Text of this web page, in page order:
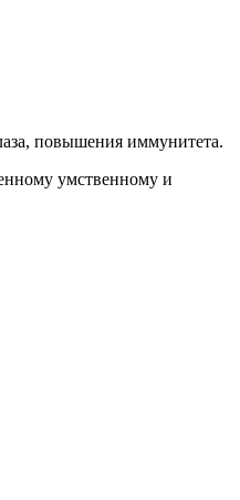
повышения иммунитета.
умственному и